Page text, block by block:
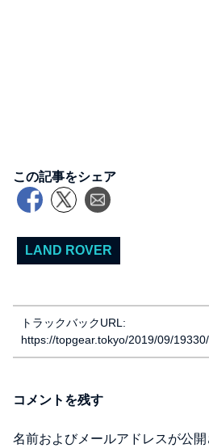
この記事をシェア
LAND ROVER
トラックバックURL:
https://topgear.tokyo/2019/09/
コメントを残す
名前およびメールアドレスが公